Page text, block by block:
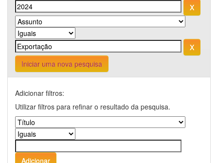
Iniciar uma nova pesquisa
Adicionar filtros:
Utilizar filtros para refinar o resultado da pesquisa.